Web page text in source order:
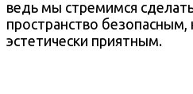
ведь мы стремимся
пространство
эстетически приятным.